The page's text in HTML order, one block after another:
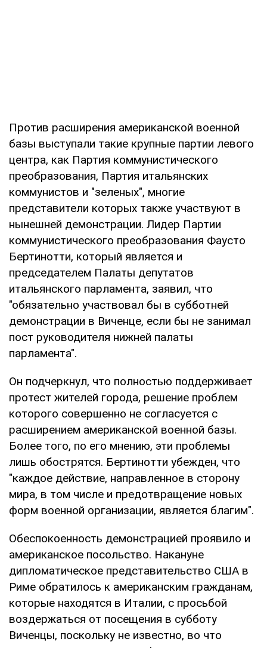
Против расширения американской военной
базы выступали такие крупные партии левого
центра, как Партия коммунистического
преобразования, Партия итальянских
коммунистов и "зеленых", многие
представители которых также участвуют в
нынешней демонстрации. Лидер Партии
коммунистического преобразования Фаусто
Бертинотти, который является и
председателем Палаты депутатов
итальянского парламента, заявил, что
"обязательно участвовал бы в субботней
демонстрации в Виченце, если бы не занимал
пост руководителя нижней палаты
парламента".
Он подчеркнул, что полностью поддерживает
протест жителей города, решение проблем
которого совершенно не согласуется с
расширением американской военной базы.
Более того, по его мнению, эти проблемы
лишь обострятся. Бертинотти убежден, что
"каждое действие, направленное в сторону
мира, в том числе и предотвращение новых
форм военной организации, является благим".
Обеспокоенность демонстрацией проявило и
американское посольство. Накануне
дипломатическое представительство США в
Риме обратилось к американским гражданам,
которые находятся в Италии, с просьбой
воздержаться от посещения в субботу
Виченцы, поскольку не известно, во что